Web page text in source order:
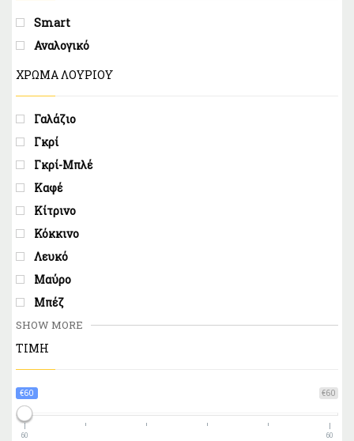
Smart
Αναλογικό
ΧΡΏΜΑ ΛΟΥΡΙΟΎ
Γαλάζιο
Γκρί
Γκρί-Μπλέ
Καφέ
Κίτρινο
Κόκκινο
Λευκό
Μαύρο
Μπέζ
SHOW MORE
ΤΙΜΗ
€60
€60
60 60